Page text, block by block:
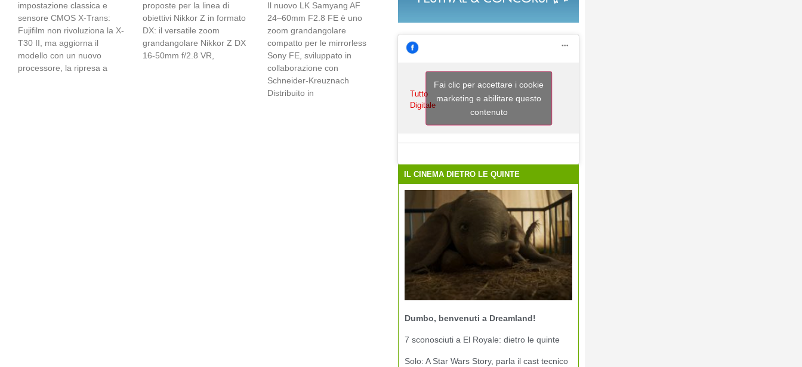
impostazione classica e
sensore CMOS X-Trans:
Fujifilm non rivoluziona la X-
T30 II, ma aggiorna il
modello con un nuovo
processore, la ripresa a
proposte per la linea di
obiettivi Nikkor Z in formato
DX: il versatile zoom
grandangolare Nikkor Z DX
16-50mm f/2.8 VR,
Il nuovo LK Samyang AF
24–60mm F2.8 FE è uno
zoom grandangolare
compatto per le mirrorless
Sony FE, sviluppato in
collaborazione con
Schneider-Kreuznach
Distribuito in
Tutto
Digitale
Fai clic per accettare i cookie
marketing e abilitare questo
contenuto
IL CINEMA DIETRO LE QUINTE
Dumbo, benvenuti a Dreamland!
7 sconosciuti a El Royale: dietro le quinte
Solo: A Star Wars Story, parla il cast tecnico